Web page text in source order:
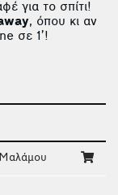
για το σπίτι!
, όπου κι αν
σε 1’!